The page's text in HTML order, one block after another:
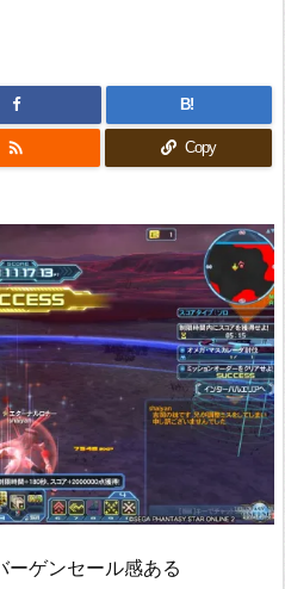
B!
 Copy
ーゲンセール感ある